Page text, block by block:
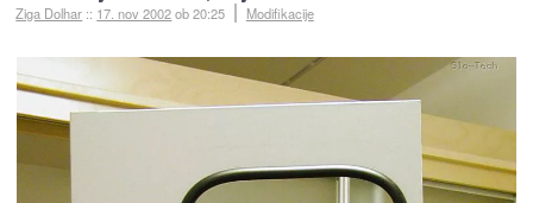
Ziga Dolhar :: 17. nov 2002ob 20:25 Modifikacije